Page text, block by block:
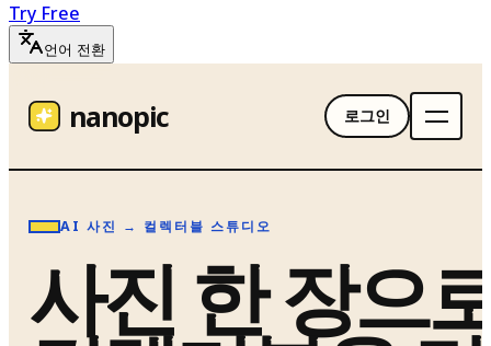
Try Free
언어 전환
nanopic 로그인
AI 사진 → 컬렉터블 스튜디오
사진 한 장으